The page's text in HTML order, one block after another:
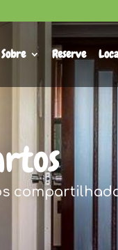
Sobre Reserve